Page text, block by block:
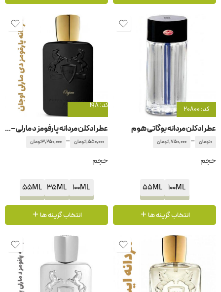
کد: 20800
عطر ادکلن مردانه بوگاتی هوم
0تومان –
1,750,000تومان
حجم
100ML
55ML
انتخاب گزینه ها
کد: 198
عطر ادکلن مردانه پارفومز د مارلی – پارفوم دمارلی اوجان – اوژان
1,550,000تومان –
3,250,000تومان
حجم
100ML
35ML
55ML
انتخاب گزینه ها